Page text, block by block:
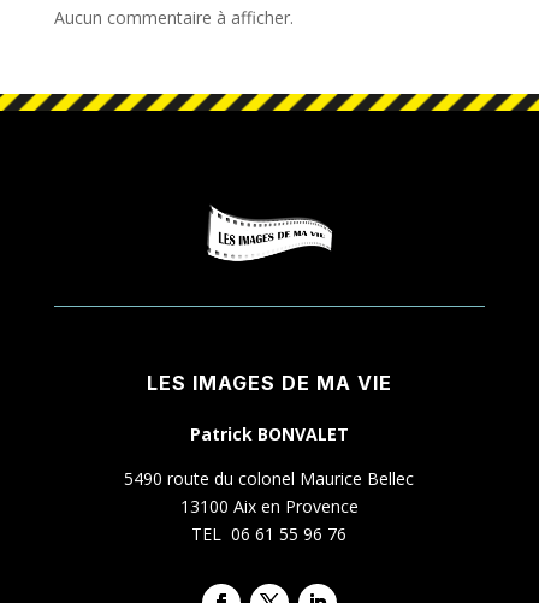
Aucun commentaire à afficher.
LES IMAGES DE MA VIE
Patrick BONVALET
5490 route du colonel Maurice Bellec
13100 Aix en Provence
TEL 06 61 55 96 76